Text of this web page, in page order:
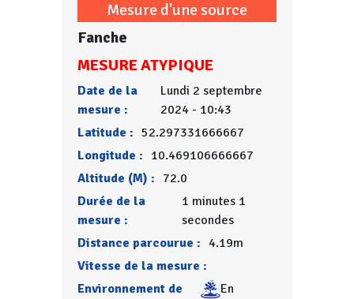
Mesure d'une source
Fanche
MESURE ATYPIQUE
Date de la
mesure :
Lundi 2 septembre
2024 - 10:43
Latitude : 52.297331666667
Longitude : 10.469106666667
Altitude (M) : 72.0
Durée de la
mesure :
1 minutes 1
secondes
Distance parcourue : 4.19m
Vitesse de la mesure :
Environnement de
En